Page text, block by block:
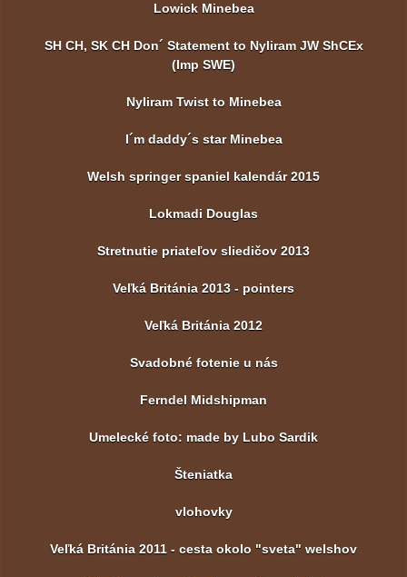
Lowick Minebea
SH CH, SK CH Don´ Statement to Nyliram JW ShCEx
(Imp SWE)
Nyliram Twist to Minebea
I´m daddy´s star Minebea
Welsh springer spaniel kalendár 2015
Lokmadi Douglas
Stretnutie priateľov sliedičov 2013
Veľká Británia 2013 - pointers
Veľká Británia 2012
Svadobné fotenie u nás
Ferndel Midshipman
Umelecké foto: made by Lubo Sardik
Šteniatka
vlohovky
Veľká Británia 2011 - cesta okolo "sveta" welshov